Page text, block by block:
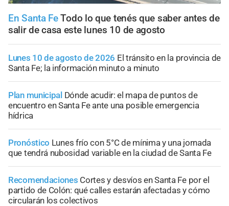
En Santa FeTodo lo que tenés que saber antes de
salir de casa este lunes 10 de agosto
Lunes 10 de agosto de 2026 El tránsito en la provincia de
Santa Fe; la información minuto a minuto
Plan municipal Dónde acudir: el mapa de puntos de
encuentro en Santa Fe ante una posible emergencia
hídrica
Pronóstico Lunes frío con 5°C de mínima y una jornada
que tendrá nubosidad variable en la ciudad de Santa Fe
Recomendaciones Cortes y desvíos en Santa Fe por el
partido de Colón: qué calles estarán afectadas y cómo
circularán los colectivos